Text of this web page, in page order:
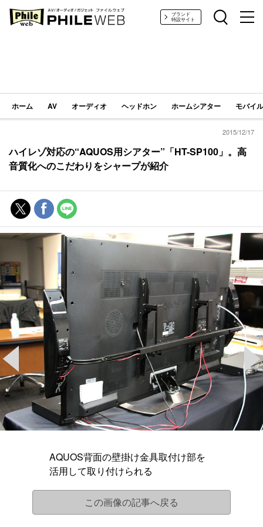
PHILE WEB｜AV/オーディオ/ガジェットブランド
特設サイト
ホーム AV オーディオ ヘッドホン ホームシアター モバイ
2015/12/17
ハイレゾ対応の“AQUOS用シアター”「HT-SP100」。高
音質化へのこだわりをシャープが紹介
AQUOS背面の壁掛け金具取付け部を
活用して取り付けられる
この画像の記事へ戻る